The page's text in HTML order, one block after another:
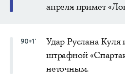
апреля примет
90+1'
Удар Руслана Куля
штрафной
неточным.